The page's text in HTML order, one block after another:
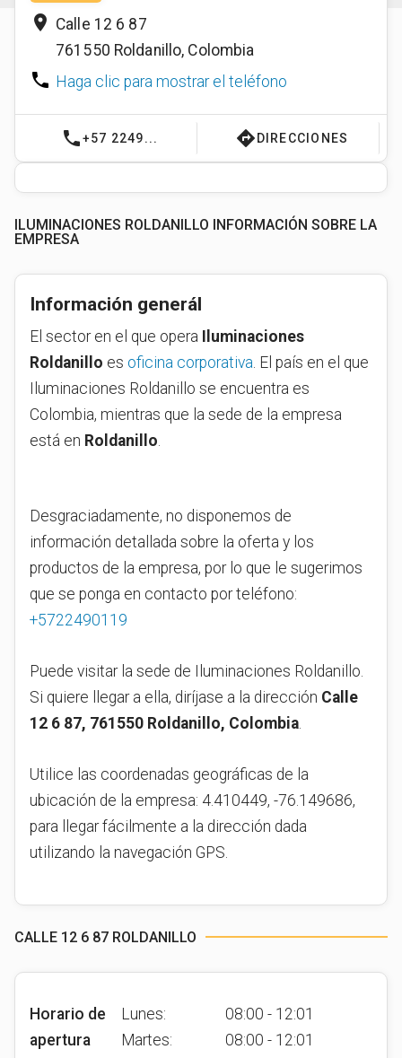
place Calle 12 6 87
761550 Roldanillo, Colombia
phone Haga clic para mostrar el teléfono
phone+57 2249... directions DIRECCIONES
ILUMINACIONES ROLDANILLO INFORMACIÓN SOBRE LA
EMPRESA
Información generál
El sector en el que opera
Iluminaciones
Roldanillo es oficina corporativa. El país en el que
Iluminaciones Roldanillo se encuentra es
Colombia, mientras que la sede de la empresa
está en Roldanillo.
Desgraciadamente, no disponemos de
información detallada sobre la oferta y los
productos de la empresa, por lo que le sugerimos
que se ponga en contacto por teléfono:
+5722490119
Puede visitar la sede de Iluminaciones Roldanillo.
Si quiere llegar a ella, diríjase a la dirección Calle
12 6 87, 761550 Roldanillo, Colombia
Utilice las coordenadas geográficas de la
ubicación de la empresa: 4.410449, -76.149686,
para llegar fácilmente a la dirección dada
utilizando la navegación GPS.
CALLE 12 6 87 ROLDANILLO
Horario de
apertura
Lunes:
08:00 - 12:01
Martes:
08:00 - 12:01